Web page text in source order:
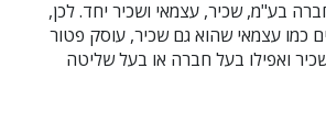
בע"מ, שכיר, עצמאי ושכיר יחד. לכן,
כמו עצמאי שהוא גם שכיר, עוסק פטור
ואפילו בעל חברה או בעל שליטה